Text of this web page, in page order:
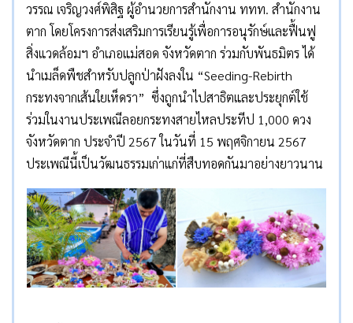
วรรณ เจริญวงศ์พิสิฐ ผู้อำนวยการสำนักงาน ททท. สำนักงาน
ตาก โดยโครงการส่งเสริมการเรียนรู้เพื่อการอนุรักษ์และฟื้นฟู
สิ่งแวดล้อมฯ อำเภอแม่สอด จังหวัดตาก ร่วมกับพันธมิตร ได้
นำเมล็ดพืชสำหรับปลูกป่าฝังลงใน “Seeding-Rebirth
กระทงจากเส้นใยเห็ดรา” ซึ่งถูกนำไปสาธิตและประยุกต์ใช้
ร่วมในงานประเพณีลอยกระทงสายไหลประทีป 1,000 ดวง
จังหวัดตาก ประจำปี 2567 ในวันที่ 15 พฤศจิกายน 2567
ประเพณีนี้เป็นวัฒนธรรมเก่าแก่ที่สืบทอดกันมาอย่างยาวนาน